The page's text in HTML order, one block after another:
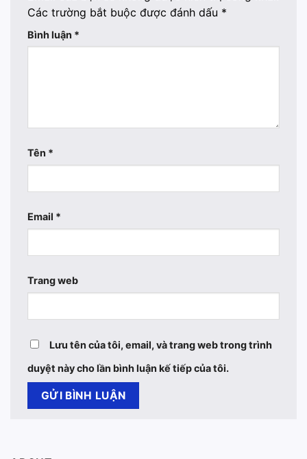
Các trường bắt buộc được đánh dấu *
Bình luận *
Tên *
Email *
Trang web
Lưu tên của tôi, email, và trang web trong trình
duyệt này cho lần bình luận kế tiếp của tôi.